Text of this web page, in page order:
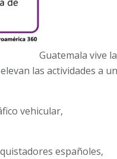
Guatemala vive la
las actividades a un
vehicular,
españoles,